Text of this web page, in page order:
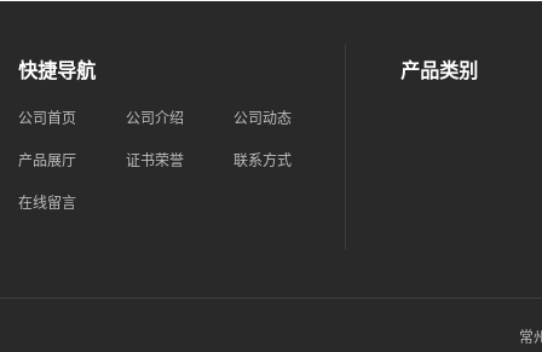
快捷导航
公司首页 公司介绍 公司动态
产品展厅 证书荣誉 联系方式
在线留言
产品类别
常